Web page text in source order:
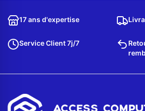
17 ans d'expertise
Service Client 7j/7